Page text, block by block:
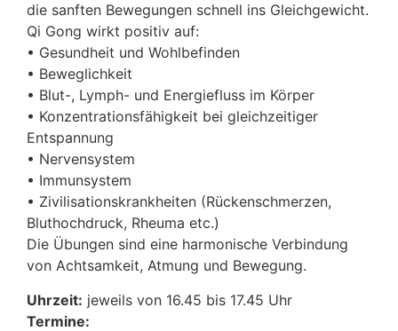
die sanften Bewegungen schnell ins Gleichgewicht.
Qi Gong wirkt positiv auf:
• Gesundheit und Wohlbefinden
• Beweglichkeit
• Blut-, Lymph- und Energiefluss im Körper
• Konzentrationsfähigkeit bei gleichzeitiger
Entspannung
• Nervensystem
• Immunsystem
• Zivilisationskrankheiten (Rückenschmerzen,
Bluthochdruck, Rheuma etc.)
Die Übungen sind eine harmonische Verbindung
von Achtsamkeit, Atmung und Bewegung.
Uhrzeit: jeweils von 16.45 bis 17.45 Uhr
Termine: